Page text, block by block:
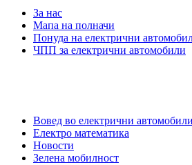
За нас
Мапа на полначи
Понуда на електрични
ЧПП за електрични автомобили
Вовед во електрични автомобили
Електро математика
Новости
Зелена мобилност